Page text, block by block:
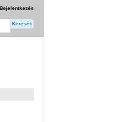
Bejelentkezés